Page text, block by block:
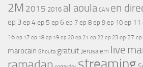
2M 2015 2016 al aoula CAN en
ep 3ep 4ep 5 ep 6 ep 7 ep 8 ep 9 ep 10 ep 11
16 ep 17 ep 18 ep 19 ep 20 ep 21 ep 22 ep 23 ep 27 ep
marocain Ghouta gratuit Jerusalem live